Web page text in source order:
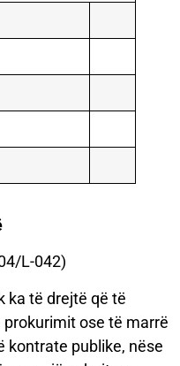
L-042)
të drejtë që të
ose të marrë
kontrate publike, nëse